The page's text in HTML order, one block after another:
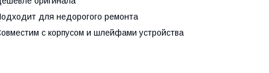
для недорогого ремонта
с корпусом и шлейфами устройства